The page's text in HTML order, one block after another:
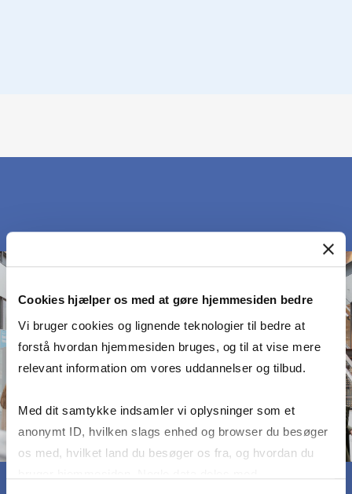
Cookies hjælper os med at gøre hjemmesiden bedre
Vi bruger cookies og lignende teknologier til bedre at
forstå hvordan hjemmesiden bruges, og til at vise mere
relevant information om vores uddannelser og tilbud.
Med dit samtykke indsamler vi oplysninger som et
anonymt ID, hvilken slags enhed og browser du besøger
os med, hvilket land du besøger os fra, og hvordan du